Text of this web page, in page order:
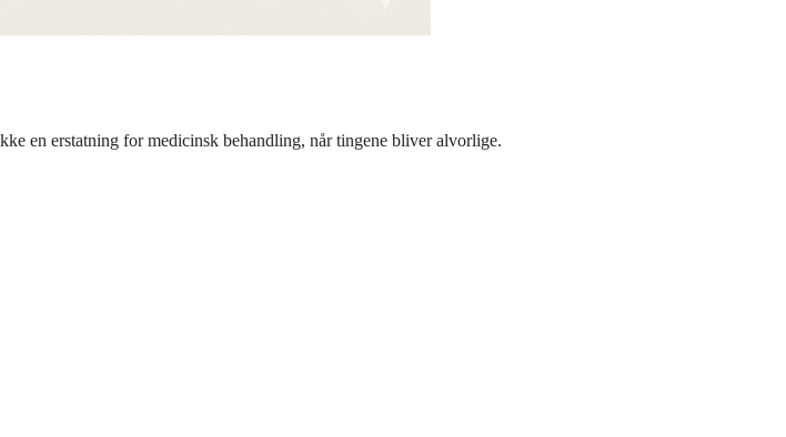
en erstatning for medicinsk behandling, når tingene bliver alvorlige.